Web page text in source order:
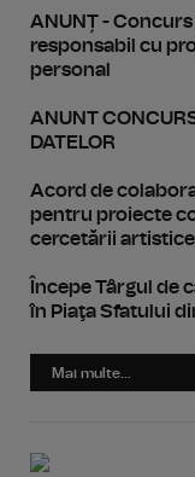
ANUNȚ -
responsabil cu
personal
ANUNT
DATELOR
Acord de
pentru proiecte
cercetării artistice
Începe Târgul de
în Piaţa Sfatului
Mai multe...